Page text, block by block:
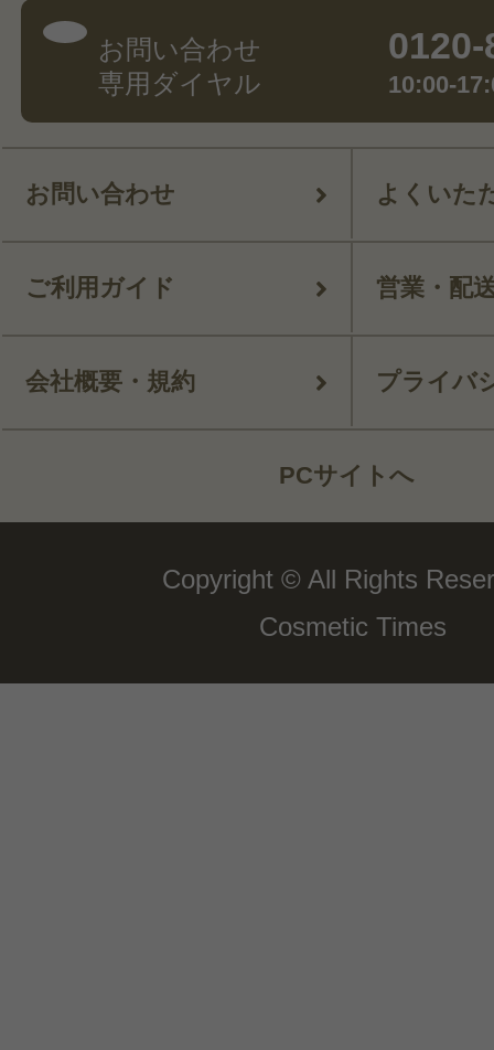
お問い合わせ
専用ダイヤル
10:00-
お問い合わせ よくいた
ご利用ガイド 営業・配
会社概要・規約 プライバ
PCサイトへ
Copyright © All Rights
Cosmetic Times